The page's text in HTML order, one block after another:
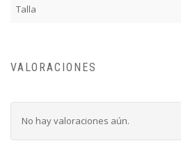
Talla
VALORACIONES
No hay valoraciones aún.